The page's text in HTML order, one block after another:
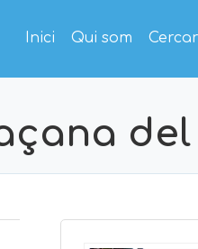
Inici Qui som